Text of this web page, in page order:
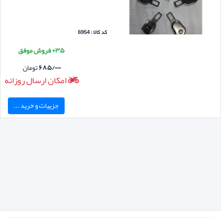
کد کالا : 6954
۳۵+ فروش موفق
۶۸۵/۰۰۰تومان
امکان ارسال روزانه
جزییات و خرید ...